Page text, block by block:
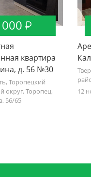
квартира
д. 56 №30
Торопецкий
округ, Торопец,
56/65
12